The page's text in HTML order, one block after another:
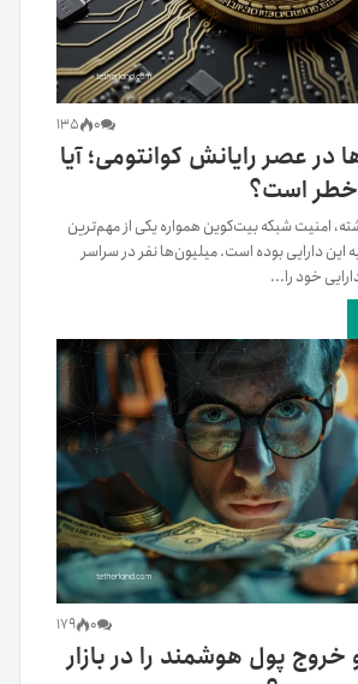
0
135
در عصر رایانش کوانتومی؛ آیا
خطر است؟
امنیت شبکه بیت‌کوین همواره یکی از مهم‌ترین
این دارایی بوده است. میلیون‌ها نفر در سراسر
خود را...
0
179
پول هوشمند را در بازار